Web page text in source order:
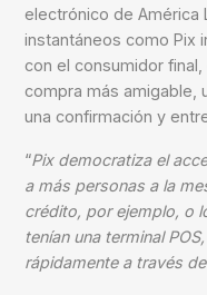
electrónico de América
instantáneos como Pix
con el consumidor
compra más amigable,
una confirmación y
“Pix democratiza el
a más personas a la
crédito, por ejemplo, o
tenían una terminal
rápidamente a través